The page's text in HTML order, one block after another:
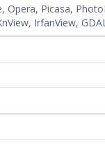
Opera, Picasa,
IrfanView,